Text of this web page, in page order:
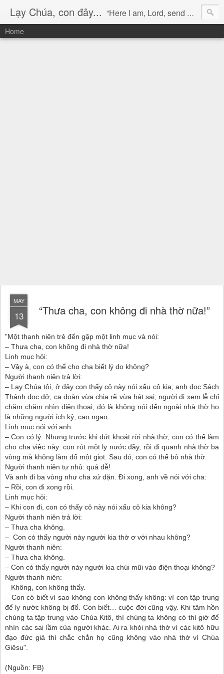
Lạy Chúa, con đây... “Here I am, Lord, send me!” (Isaiah 6:8)
Home
MAY
13 “Thưa cha, con không đi nhà thờ nữa!”
"Một thanh niên trẻ đến gặp một linh mục và nói:
– Thưa cha, con không đi nhà thờ nữa!
Linh mục hỏi:
– Vậy à, con có thể cho cha biết lý do không?
Người thanh niên trả lời:
– Lạy Chúa tôi, ở đây con thấy cô này nói xấu cô kia; anh đọc Sách
Thánh đọc dở; ca đoàn vừa chia rẽ vừa hát sai; người đi xem lễ chỉ
chăm chăm nhìn điện thoại, đó là không nói đến ngoài nhà thờ họ
là những người ích kỷ, cao ngạo…
Linh mục nói với anh:
– Con có lý. Nhưng trước khi dứt khoát rời nhà thờ, con có thể làm
cho cha việc này: con rót một ly nước đầy, rồi đi quanh nhà thờ ba
vòng mà không làm đổ một giọt. Sau đó, con có thể bỏ nhà thờ.
Người thanh niên tự nhủ: quá dễ!
Và anh đi ba vòng như cha xứ dặn. Đi xong, anh về nói với cha:
– Rồi, con đi xong rồi.
Linh mục hỏi:
– Khi con đi, con có thấy cô này nói xấu cô kia không?
Người thanh niên trả lời:
– Thưa cha không.
– Con có thấy người này người kia thờ ơ với nhau không?
Người thanh niên:
– Thưa cha không.
– Con có thấy người này người kia chúi mũi vào điện thoại không?
Người thanh niên:
– Không, con không thấy.
– Con có biết vì sao không con không thấy không: vì con tập trung
để ly nước không bị đổ. Con biết… cuộc đời cũng vậy. Khi tâm hồn
chúng ta tập trung vào Chúa Kitô, thì chúng ta không có thì giờ để
nhìn các sai lầm của người khác. Ai ra khỏi nhà thờ vì các kitô hữu
đạo đức giả thì chắc chắn họ cũng không vào nhà thờ vì Chúa
Giêsu".
(Nguồn: FB)